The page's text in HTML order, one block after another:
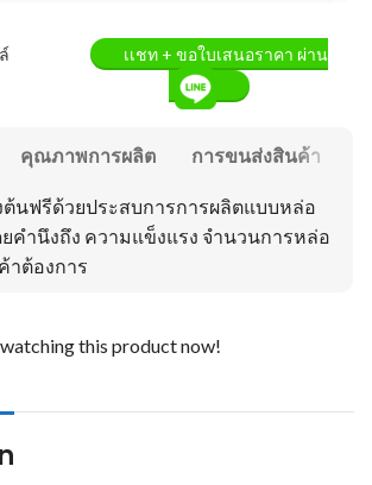
เเชท + ขอใบเสนอราคา ผ่าน
คุณภาพการผลิต การขนส่งสินค้า
ต้นฟรีด้วยประสบการการผลิตแบบหล่อ
คำนึงถึง ความแข็งแรง จำนวนการหล่อ
าต้องการ
this product now!